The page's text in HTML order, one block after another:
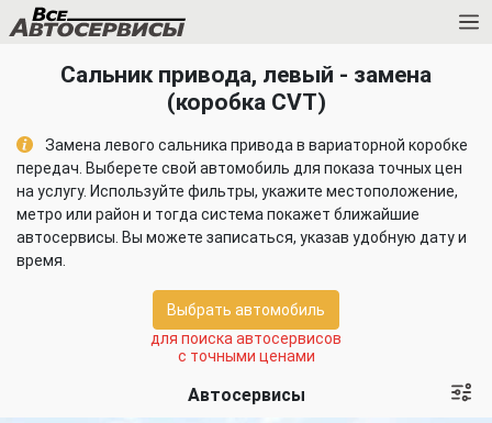
Сальник привода, левый - замена
(коробка CVT)
Замена левого сальника привода в вариаторной коробке
передач. Выберете свой автомобиль для показа точных цен
на услугу. Используйте фильтры, укажите местоположение,
метро или район и тогда система покажет ближайшие
автосервисы. Вы можете записаться, указав удобную дату и
время.
Выбрать автомобиль
для поиска автосервисов
с точными ценами
Автосервисы